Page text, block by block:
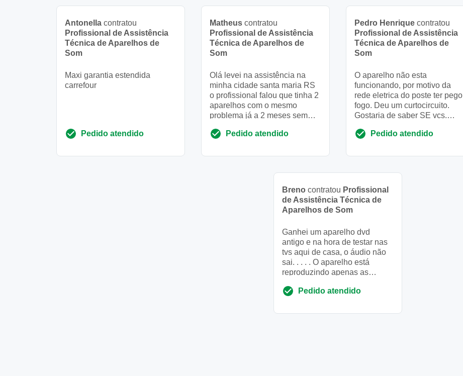
Antonella contratou
Profissional de Assistência
Técnica de Aparelhos de
Som
Maxi garantia estendida
carrefour
Pedido atendido
Matheus contratou
Profissional de Assistência
Técnica de Aparelhos de
Som
Olá levei na assistência na
minha cidade santa maria RS
o profissional falou que tinha 2
aparelhos com o mesmo
problema já a 2 meses sem
trocando a placa (fonte) ma...
Pedido atendido
Pedro Henrique contratou
Profissional de Assistência
Técnica de Aparelhos de
Som
O aparelho não esta
funcionando, por motivo da
rede eletrica do poste ter pego
fogo. Deu um curtocircuito.
Gostaria de saber SE vcs.
Pedido atendido
Breno contratou Profissional
de Assistência Técnica de
Aparelhos de Som
Ganhei um aparelho dvd
antigo e na hora de testar nas
tvs aqui de casa, o áudio não
sai. . . . . O aparelho está
reproduzindo apenas as
diferentes, mas deu a mesm...
Pedido atendido